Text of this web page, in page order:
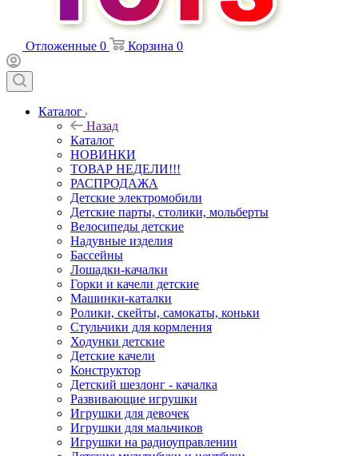
Отложенные 0 Корзина 0
Каталог
Назад
Каталог
НОВИНКИ
ТОВАР НЕДЕЛИ!!!
РАСПРОДАЖА
Детские электромобили
Детские парты, столики, мольберты
Велосипеды детские
Надувные изделия
Бассейны
Лошадки-качалки
Горки и качели детские
Машинки-каталки
Ролики, скейты, самокаты, коньки
Стульчики для кормления
Ходунки детские
Детские качели
Конструктор
Детский шезлонг - качалка
Развивающие игрушки
Игрушки для девочек
Игрушки для мальчиков
Игрушки на радиоуправлении